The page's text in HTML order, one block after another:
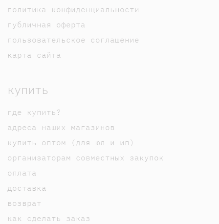
политика конфиденциальности
публичная оферта
пользовательское соглашение
карта сайта
купить
где купить?
адреса наших магазинов
купить оптом (для юл и ип)
организаторам совместных закупок
оплата
доставка
возврат
как сделать заказ